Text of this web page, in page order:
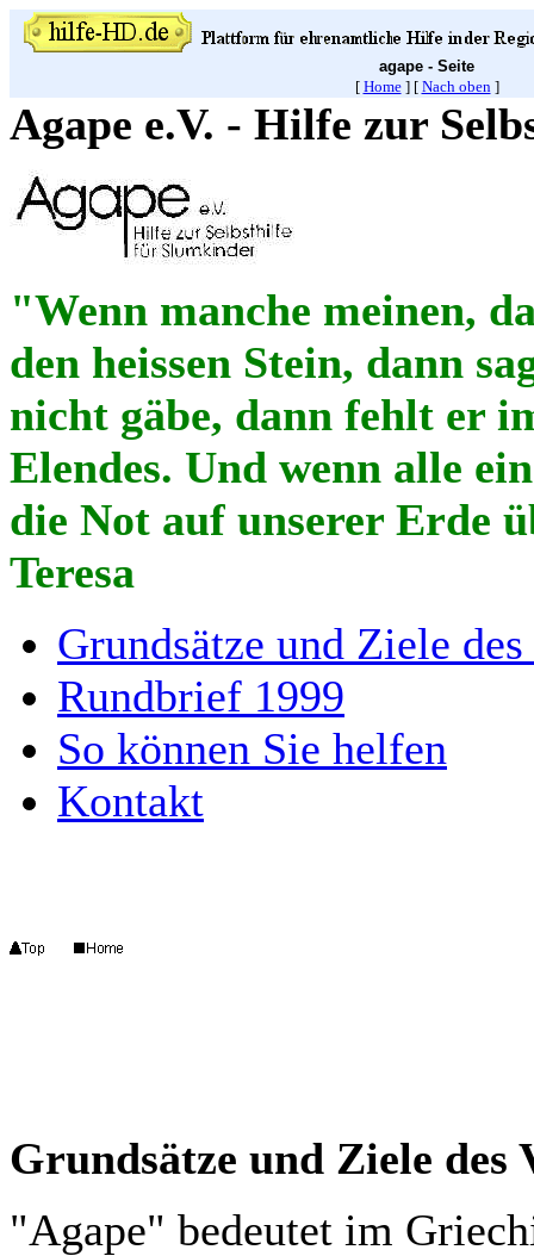
agape - Seite
[ Home] [ Nach oben]
Agape e.V. - Hilfe zur
"Wenn manche meinen,
den heissen Stein, dann
nicht gäbe, dann fehlt er
Elendes. Und wenn alle
die Not auf unserer Erde
Teresa
Grundsätze und Ziele
Rundbrief 1999
So können Sie helfen
Kontakt
Grundsätze und Ziele des
"Agape" bedeutet im